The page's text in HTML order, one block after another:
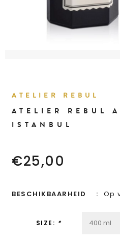
ATELIER REBUL
ATELIER REBUL
ISTANBUL
€25,00
BESCHIKBAARHEID Op
SIZE: *